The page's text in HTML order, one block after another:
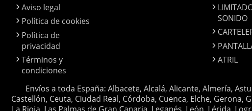
Aviso legal
Política de cookies
Política de
privacidad
Términos y
condiciones
SONIDO
ATRIL
Envíos a toda España: Albacete, Alcalá, Alicante, Almería,
Castellón, Ceuta, Ciudad Real, Córdoba, Cuenca, Elche, Gerona,